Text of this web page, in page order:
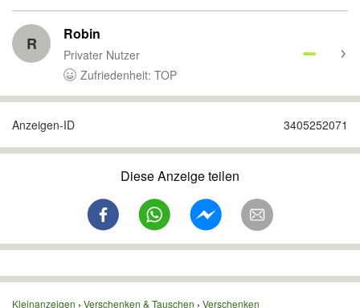
R Robin
Privater Nutzer
Zufriedenheit: TOP
Anzeigen-ID 3405252071
Diese Anzeige teilen
Kleinanzeigen Verschenken & Tauschen Verschenken